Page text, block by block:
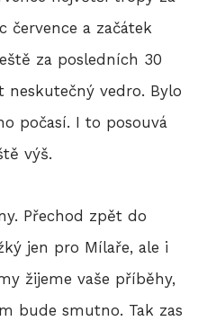
července a začátek
za posledních 30
neskutečný vedro. Bylo
počasí. I to posouvá
výš.
Přechod zpět do
jen pro Mílaře, ale i
žijeme vaše příběhy,
bude smutno. Tak zas